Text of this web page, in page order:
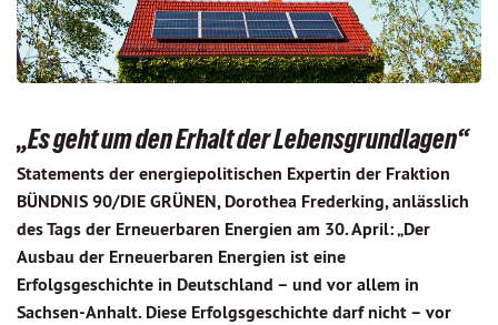
„Es geht um den Erhalt der Lebensgrundlagen“
Statements der energiepolitischen Expertin der Fraktion
BÜNDNIS 90/DIE GRÜNEN, Dorothea Frederking, anlässlich
des Tags der Erneuerbaren Energien am 30. April: „Der
Ausbau der Erneuerbaren Energien ist eine
Erfolgsgeschichte in Deutschland – und vor allem in
Sachsen-Anhalt. Diese Erfolgsgeschichte darf nicht – vor